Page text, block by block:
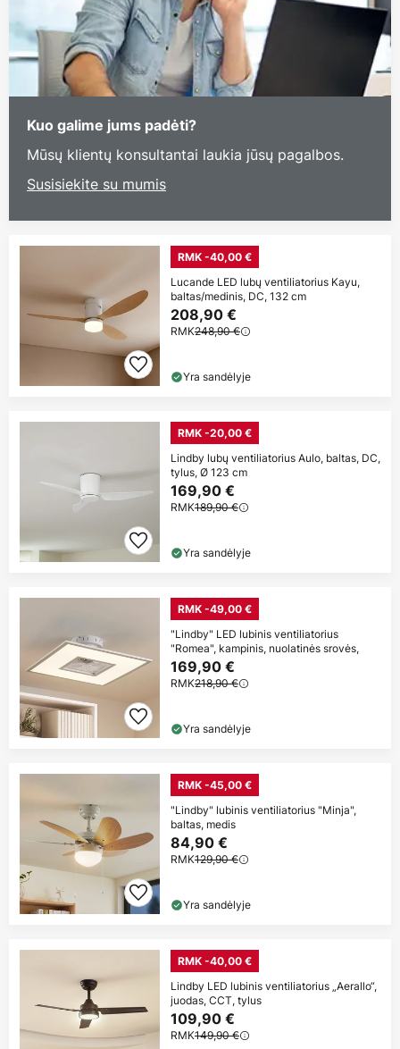
Kuo galime jums padėti?
Mūsų klientų konsultantai laukia jūsų pagalbos.
Susisiekite su mumis
RMK -40,00 €
Lucande LED lubų ventiliatorius Kayu,
baltas/medinis, DC, 132 cm
208,90 €
RMK248,90 €
Yra sandėlyje
RMK -20,00 €
Lindby lubų ventiliatorius Aulo, baltas, DC,
tylus, Ø 123 cm
169,90 €
RMK189,90 €
Yra sandėlyje
RMK -49,00 €
"Lindby" LED lubinis ventiliatorius
"Romea", kampinis, nuolatinės srovės,
169,90 €
RMK218,90 €
Yra sandėlyje
RMK -45,00 €
"Lindby" lubinis ventiliatorius "Minja",
baltas, medis
84,90 €
RMK129,90 €
Yra sandėlyje
RMK -40,00 €
Lindby LED lubinis ventiliatorius „Aerallo“,
juodas, CCT, tylus
109,90 €
RMK149,90 €